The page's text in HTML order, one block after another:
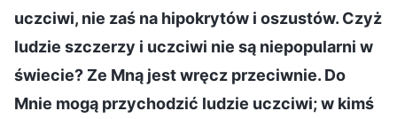
uczciwi, nie zaś na hipokrytów i oszustów. Czyż
ludzie szczerzy i uczciwi nie są niepopularni w
świecie? Ze Mną jest wręcz przeciwnie. Do
Mnie mogą przychodzić ludzie uczciwi; w kimś